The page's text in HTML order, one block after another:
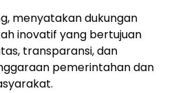
menyatakan dukungan
inovatif yang bertujuan
transparansi, dan
pemerintahan dan